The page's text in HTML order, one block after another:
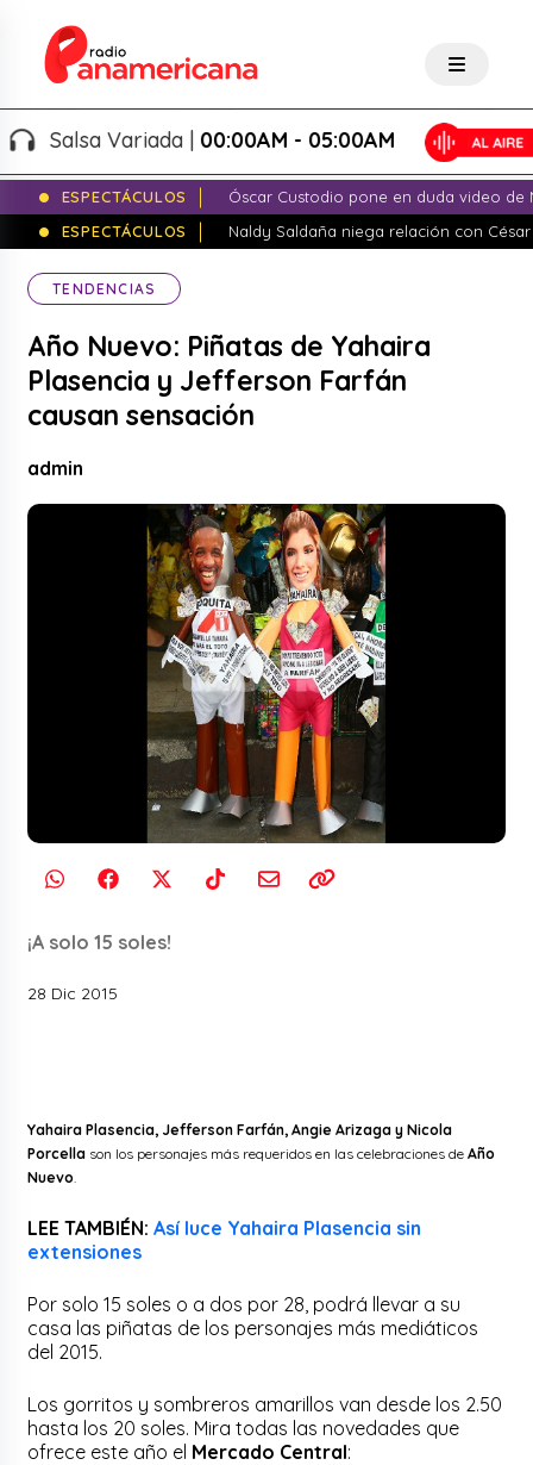
Salsa Variada |00:00AM - 05:00AM
ESPECTÁCULOS
Óscar Custodio pone en duda video de
ESPECTÁCULOS
Naldy Saldaña niega relación con
TENDENCIAS
Año Nuevo: Piñatas de Yahaira
Plasencia y Jefferson Farfán
causan sensación
admin
¡A solo 15 soles!
28 Dic 2015
Yahaira Plasencia, Jefferson Farfán, Angie Arizaga y Nicola
Porcella son los personajes más requeridos en las celebraciones deAño
Nuevo
LEE TAMBIÉN:Así luce Yahaira Plasencia sin
extensiones
Por solo 15 soles o a dos por 28, podrá llevar a su
casa las piñatas de los personajes más mediáticos
del 2015.
Los gorritos y sombreros amarillos van desde los 2.50
hasta los 20 soles. Mira todas las novedades que
ofrece este año el Mercado Central: